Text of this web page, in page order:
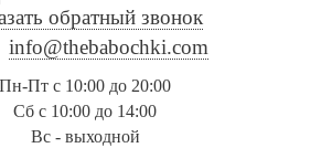
обратный звонок
info@thebabochki.com
Пн-Пт с 10:00 до 20:00
Сб с 10:00 до 14:00
Вс - выходной